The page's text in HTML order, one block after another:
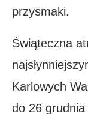
przysmaki.
Świąteczna
Karlowych
do 26 grudnia